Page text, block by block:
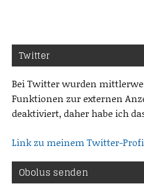
Twitter
Bei Twitter wurden
Funktionen zur externen
deaktiviert, daher habe ich
Link zu meinem Twitter-
Obolus senden